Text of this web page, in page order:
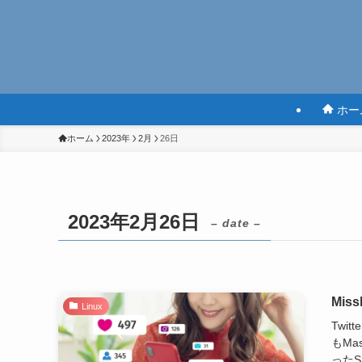
ホー
ホーム 2023年 2月 26日
2023年2月26日 – date –
Linux
も